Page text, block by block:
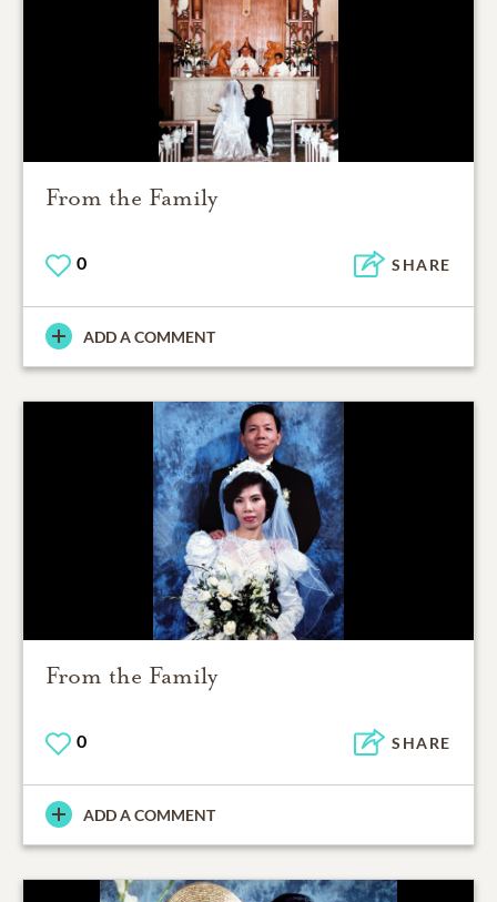
From the Family
0 SHARE
ADD A COMMENT
From the Family
0 SHARE
ADD A COMMENT